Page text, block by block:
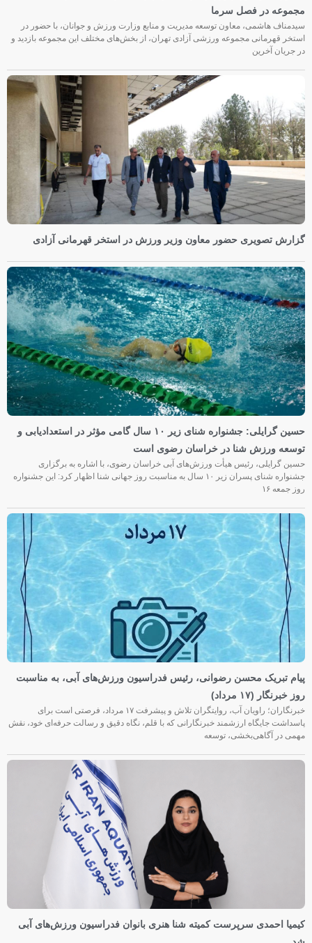
مجموعه در فصل سرما
سیدمناف هاشمی، معاون توسعه مدیریت و منابع وزارت ورزش و جوانان، با حضور در
استخر قهرمانی مجموعه ورزشی آزادی تهران، از بخش‌های مختلف این مجموعه بازدید و
در جریان آخرین
گزارش تصویری حضور معاون وزیر ورزش در استخر قهرمانی آزادی
حسین گرایلی: جشنواره شنای زیر ۱۰ سال گامی مؤثر در استعدادیابی و
توسعه ورزش شنا در خراسان رضوی است
حسین گرایلی، رئیس هیأت ورزش‌های آبی خراسان رضوی، با اشاره به برگزاری
جشنواره شنای پسران زیر ۱۰ سال به مناسبت روز جهانی شنا اظهار کرد: این جشنواره
روز جمعه‌ ۱۶
پیام تبریک محسن رضوانی، رئیس فدراسیون ورزش‌های آبی، به مناسبت
روز خبرنگار (۱۷ مرداد)
خبرنگاران؛ راویان آب، روایتگران تلاش و پیشرفت ۱۷ مرداد، فرصتی است برای
پاسداشت جایگاه ارزشمند خبرنگارانی که با قلم، نگاه دقیق و رسالت حرفه‌ای خود، نقش
مهمی در آگاهی‌بخشی، توسعه
کیمیا احمدی سرپرست کمیته شنا هنری بانوان فدراسیون ورزش‌های آبی